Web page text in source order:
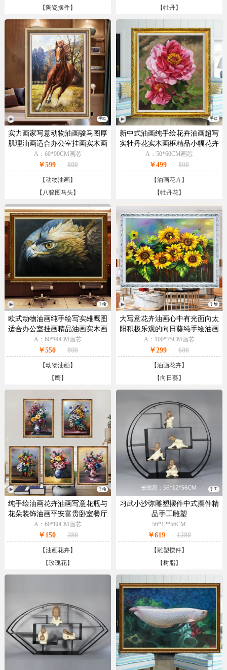
【陶瓷摆件】
【牡丹】
手绘
实力画家写意动物油画骏马图厚
肌理油画适合办公室挂画实木画
框
A：60*90CM画芯
￥599 800
【动物油画】
【 八骏图马头】
手绘
新中式油画纯手绘花卉油画超写
实牡丹花实木画框精品小幅花卉
油画
A：50*60CM画芯
￥499 800
【油画花卉】
【牡丹花】
手绘
欧式动物油画纯手绘写实雄鹰图
适合办公室挂画精品油画实木画
框
A：60*90CM画芯
￥550 800
【动物油画】
【鹰】
手绘
大写意花卉油画心中有光面向太
阳积极乐观的向日葵纯手绘油画
实木画框
A：100*75CM画芯
￥299 600
【油画花卉】
【向日葵】
手绘
纯手绘油画花卉油画写意花瓶与
花朵装饰油画平安富贵卧室餐厅
装饰油画实木画框
A：60*80CM画芯
￥150 280
【油画花卉】
【玫瑰花】
手工
习武小沙弥雕塑摆件中式摆件精
品手工雕塑
56*12*56CM
￥619 1280
【雕塑摆件】
【树脂】